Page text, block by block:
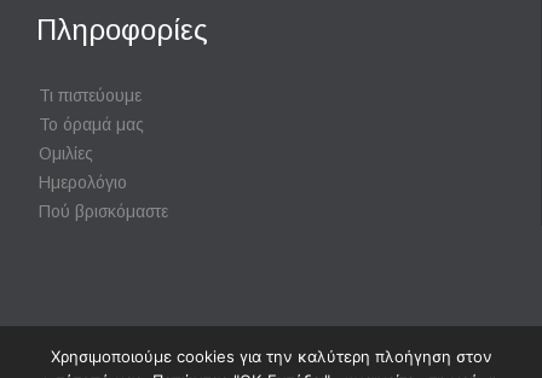
Πληροφορίες
Τι πιστεύουμε
Το όραμά μας
Ομιλίες
Ημερολόγιο
Πού βρισκόμαστε
Χρησιμοποιούμε cookies για την καλύτερη πλοήγηση στον